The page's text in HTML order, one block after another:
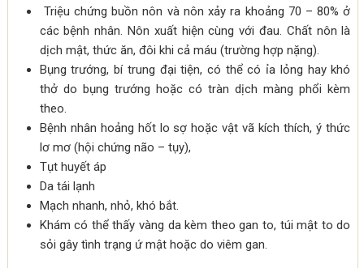
Triệu chứng buồn nôn và nôn xảy ra khoảng 70 – 80% ở
các bệnh nhân. Nôn xuất hiện cùng với đau. Chất nôn là
dịch mật, thức ăn, đôi khi cả máu (trường hợp nặng).
Bụng trướng, bí trung đại tiện, có thể có ỉa lỏng hay khó
thở do bụng trướng hoặc có tràn dịch màng phổi kèm
theo.
Bệnh nhân hoảng hốt lo sợ hoặc vật vã kích thích, ý thức
lơ mơ (hội chứng não – tụy),
Tụt huyết áp
Da tái lạnh
Mạch nhanh, nhỏ, khó bắt.
Khám có thể thấy vàng da kèm theo gan to, túi mật to do
sỏi gây tình trạng ứ mật hoặc do viêm gan.